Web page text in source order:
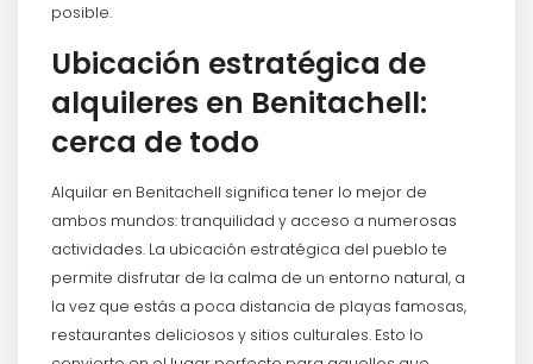
posible.
Ubicación estratégica de
alquileres en Benitachell:
cerca de todo
Alquilar en Benitachell significa tener lo mejor de
ambos mundos: tranquilidad y acceso a numerosas
actividades. La ubicación estratégica del pueblo te
permite disfrutar de la calma de un entorno natural, a
la vez que estás a poca distancia de playas famosas,
restaurantes deliciosos y sitios culturales. Esto lo